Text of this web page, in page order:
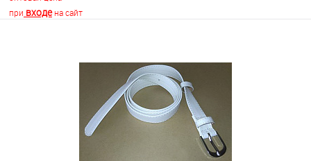
при входена сайт
Недоступно